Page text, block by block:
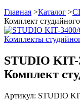
Главная >Каталог >
Комплект студийного
Комплекты
STUDIO KIT-
Комплект
Артикул: STUDIO